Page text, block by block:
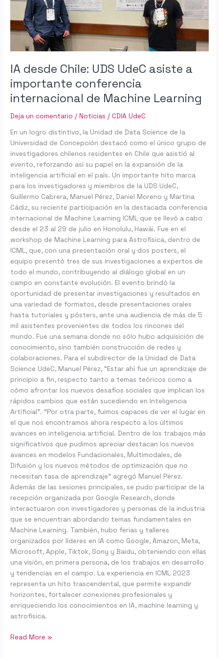
IA desde Chile: UDS UdeC asiste a
importante conferencia
internacional de Machine Learning
Deja un comentario /Noticias /CDIA UdeC
En un logro distintivo, la Unidad de Data Science de la
Universidad de Concepción destacó como el único grupo de
investigadores chilenos residentes en Chile que asistió al
evento, reforzando así su papel en la expansión de la
inteligencia artificial en el país. Un importante hito marca
para los investigadores y miembros de la UDS UdeC,
Guillermo Cabrera, Manuel Pérez, Daniel Moreno y Martina
Cádiz, su reciente participación en la destacada conferencia
internacional de Machine Learning ICML que se llevó a cabo
desde el 23 al 29 de julio en Honolulu, Hawái. Fue en el
workshop de Machine Learning para Astrofísica, dentro de
ICML, que, con una presentación oral y dos posters, el
equipo presentó tres de sus investigaciones a expertos de
todo el mundo, contribuyendo al diálogo global en un
campo en constante evolución. El evento brindó la
oportunidad de presentar investigaciones y resultados en
una variedad de formatos, desde presentaciones orales
hasta tutoriales y pósters, ante una audiencia de más de 5
mil asistentes provenientes de todos los rincones del
mundo. Fue una semana donde no sólo hubo adquisición de
conocimiento, sino también construcción de redes y
colaboraciones. Para el subdirector de la Unidad de Data
Science UdeC, Manuel Pérez, “Estar ahí fue un aprendizaje de
principio a fin, respecto tanto a temas teóricos como a
cómo afrontar los nuevos desafíos sociales que implican los
rápidos cambios que están sucediendo en Inteligencia
Artificial”. “Por otra parte, fuimos capaces de ver el lugar en
el que nos encontramos ahora respecto a los últimos
avances en inteligencia artificial. Dentro de los trabajos más
significativos que pudimos apreciar destacan los nuevos
avances en modelos Fundacionales, Multimodales, de
Difusión y los nuevos métodos de optimización que no
necesitan tasa de aprendizaje” agregó Manuel Pérez.
Además de las sesiones principales, se pudo participar de la
recepción organizada por Google Research, donde
interactuaron con investigadores y personas de la industria
que se encuentran abordando temas fundamentales en
Machine Learning. También, hubo ferias y talleres
organizados por líderes en IA como Google, Amazon, Meta,
Microsoft, Apple, Tiktok, Sony y Baidu, obteniendo con ellas
una visión, en primera persona, de los trabajos en desarrollo
y tendencias en el campo. La experiencia en ICML 2023
representa un hito trascendental, que permite expandir
horizontes, fortalecer conexiones profesionales y
enriqueciendo los conocimientos en IA, machine learning y
astrofísica.
importante
conferencia
internacional
de
Machine
Learning
Read More »